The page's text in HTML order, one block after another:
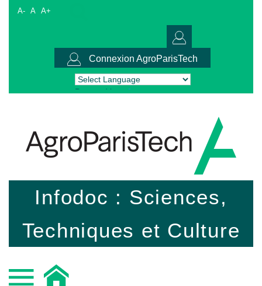
A- A A+
Connexion AgroParisTech
Powered by Translate
Infodoc : Sciences,
Techniques et Culture